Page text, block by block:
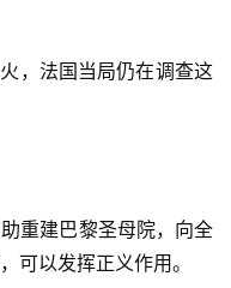
，法国当局仍在调查这
重建巴黎圣母院，向全
可以发挥正义作用。